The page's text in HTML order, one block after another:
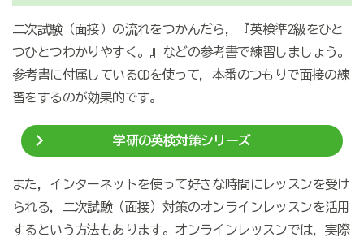
二次試験（面接）の流れをつかんだら，『英検準2級をひと
つひとつわかりやすく。』などの参考書で練習しましょう。
参考書に付属しているCDを使って，本番のつもりで面接の練
習をするのが効果的です。
学研の英検対策シリーズ
また，インターネットを使って好きな時間にレッスンを受け
られる，二次試験（面接）対策のオンラインレッスンを活用
するという方法もあります。オンラインレッスンでは，実際